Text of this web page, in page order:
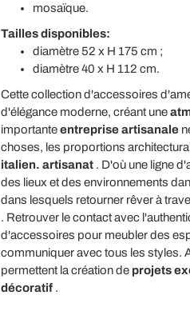
mosaïque.
Tailles disponibles:
diamètre 52 x H 175 cm ;
diamètre 40 x H 112 cm.
Cette collection d'accessoires
d'élégance moderne, créant une
importanteentreprise artisanale
choses, les proportions
italien. artisanat. D'où une ligne
des lieux et des environnements
dans lesquels retourner rêver à
. Retrouver le contact avec
d'accessoires pour meubler des
communiquer avec tous les styles.
permettent la création de projets
décoratif.